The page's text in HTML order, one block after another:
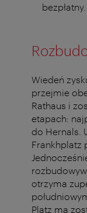
bezpłatny.
Wiedeń
przejmie
Rathaus i
etapach:
do Hernals.
Frankhplatz
otrzyma
Platz ma